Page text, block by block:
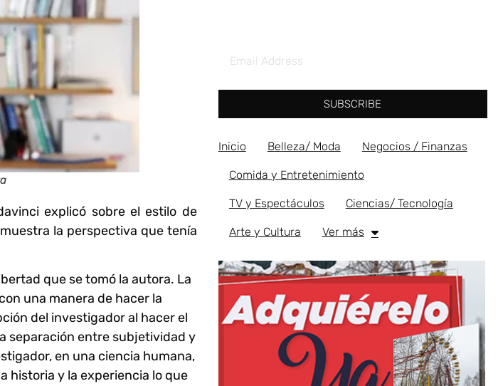
explicó sobre el estilo de
la perspectiva que tenía
que se tomó la autora. La
una manera de hacer la
del investigador al hacer el
separación entre subjetividad y
en una ciencia humana,
historia y la experiencia lo que
SUBSCRIBE
Inicio Belleza/ Moda Negocios / Finanzas
Comida y Entretenimiento
TV y Espectáculos Ciencias/ Tecnología
Arte y Cultura Ver más